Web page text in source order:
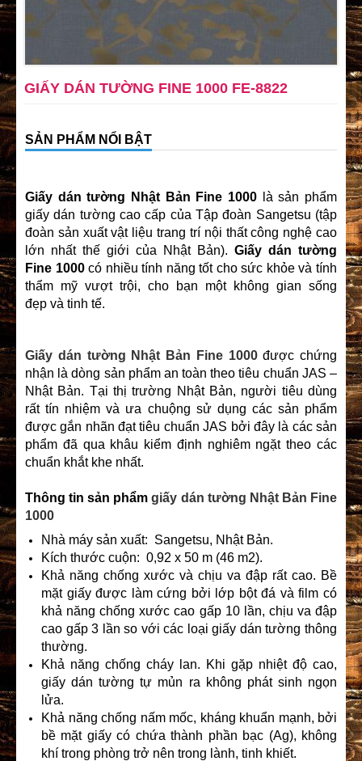
GIẤY DÁN TƯỜNG FINE 1000 FE-8822
SẢN PHẨM NỔI BẬT
Giấy dán tường Nhật Bản Fine 1000 là sản phẩm
giấy dán tường cao cấp của Tập đoàn Sangetsu (tập
đoàn sản xuất vật liệu trang trí nội thất công nghệ cao
lớn nhất thế giới của Nhật Bản). Giấy dán tường
Fine 1000có nhiều tính năng tốt cho sức khỏe và tính
thẩm mỹ vượt trội, cho bạn một không gian sống
đẹp và tinh tế.
Giấy dán tường Nhật Bản Fine 1000được chứng
nhận là dòng sản phẩm an toàn theo tiêu chuẩn JAS –
Nhật Bản. Tại thị trường Nhật Bản, người tiêu dùng
rất tín nhiệm và ưa chuộng sử dụng các sản phẩm
được gắn nhãn đạt tiêu chuẩn JAS bởi đây là các sản
phẩm đã qua khâu kiểm định nghiêm ngặt theo các
chuẩn khắt khe nhất.
Thông tin sản phẩmgiấy dán tường Nhật Bản Fine
1000
Nhà máy sản xuất: Sangetsu, Nhật Bản.
Kích thước cuộn: 0,92 x 50 m (46 m2).
Khả năng chống xước và chịu va đập rất cao. Bề
mặt giấy được làm cứng bởi lớp bột đá và film có
khả năng chống xước cao gấp 10 lần, chịu va đập
cao gấp 3 lần so với các loại giấy dán tường thông
thường.
Khả năng chống cháy lan. Khi gặp nhiệt độ cao,
giấy dán tường tự mủn ra không phát sinh ngọn
lửa.
Khả năng chống nấm mốc, kháng khuẩn mạnh, bởi
bề mặt giấy có chứa thành phần bạc (Ag), không
khí trong phòng trở nên trong lành, tinh khiết.